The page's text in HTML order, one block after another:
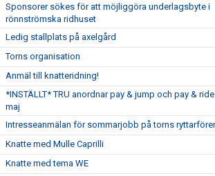
Sponsorer sökes för att möjliggöra underlagsbyte i
rönnströmska ridhuset
Ledig stallplats på axelgård
Torns organisation
Anmäl till knatteridning!
*INSTÄLLT* TRU anordnar pay & jump och pay &
maj
Intresseanmälan för sommarjobb på torns
Knatte med Mulle Caprilli
Knatte med tema WE